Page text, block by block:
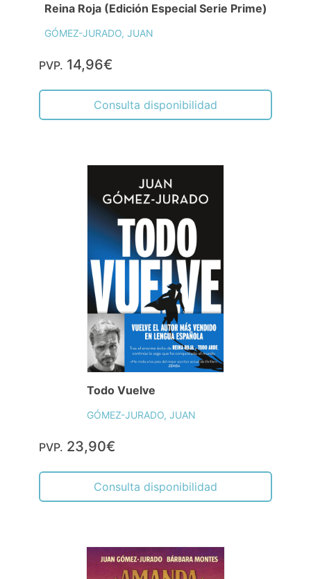
Reina Roja (Edición Especial Serie Prime)
GÓMEZ-JURADO, JUAN
PVP. 14,96€
Consulta disponibilidad
Todo Vuelve
GÓMEZ-JURADO, JUAN
PVP. 23,90€
Consulta disponibilidad